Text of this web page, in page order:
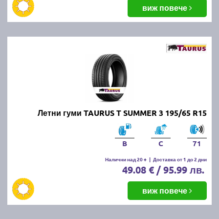
балансировка и реглаж на предния и задния мост.
Неравномерното износване може да е знак за
гуми.
Как да се грижим за летните
Проверявайте редовно налягането, дълбочината
на протектора и състоянието на гумите. Избягвайте
рязко спиране и агресивно шофиране, тъй като
това води до по-бързо износване. Почиствайте
гумите от кал и камъчета и ги проверявайте за
Как се съхраняват зимните и
летни гуми?
виж повече
Летни гуми TAURUS T SUMMER 3 195/65 R15
B C 71
Налични над 20 + | Доставка от 1 до 2 дни
49.08 € / 95.99 лв.
виж повече